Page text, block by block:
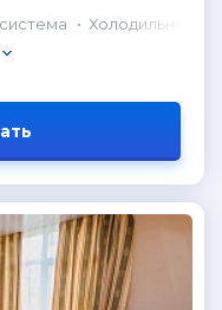
Холодильник в